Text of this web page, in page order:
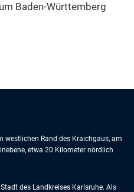
Baden-Württemberg
westlichen Rand des Kraichgaus, am
etwa 20 Kilometer nördlich
des Landkreises Karlsruhe. Als